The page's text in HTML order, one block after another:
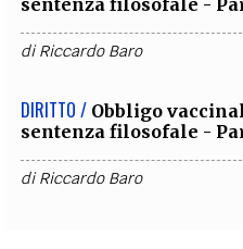
sentenza filosofale -
diRiccardo Baro
DIRITTO / Obbligo
sentenza filosofale -
diRiccardo Baro